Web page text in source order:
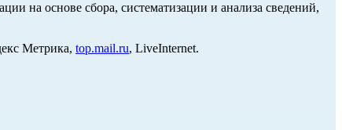
на основе сбора, систематизации и анализа сведений,
Метрика, top.mail.ru, LiveInternet.